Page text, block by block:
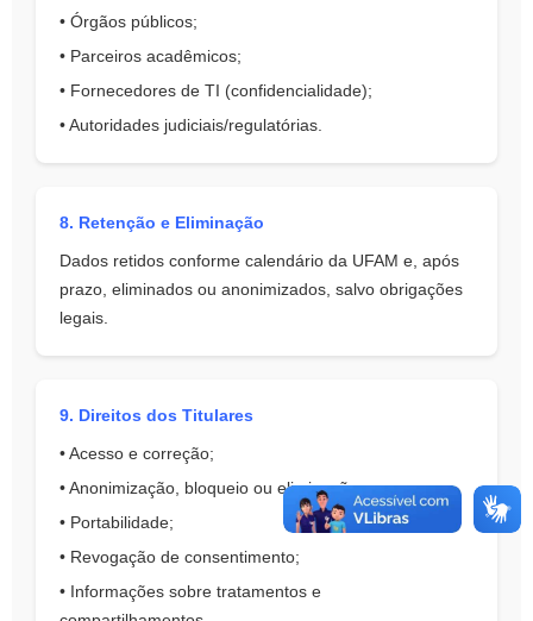
• Órgãos públicos;
• Parceiros acadêmicos;
• Fornecedores de TI (confidencialidade);
• Autoridades judiciais/regulatórias.
8. Retenção e Eliminação
Dados retidos conforme calendário da UFAM e, após
prazo, eliminados ou anonimizados, salvo obrigações
legais.
9. Direitos dos Titulares
• Acesso e correção;
• Anonimização, bloqueio ou eliminação;
• Portabilidade;
• Revogação de consentimento;
• Informações sobre tratamentos e